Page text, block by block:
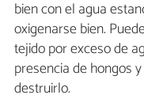
bien con el agua
oxigenarse bien.
tejido por exceso de
presencia de hongos
destruirlo.